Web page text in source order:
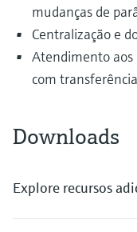
mudanças de
Centralização e
Atendimento aos
com
Downloads
Explore recursos